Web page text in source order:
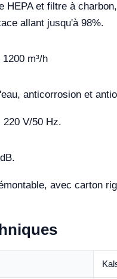
HEPA et filtre à
allant jusqu'à 98%.
m³/h
anticorrosion et
220 V/50 Hz.
avec carton